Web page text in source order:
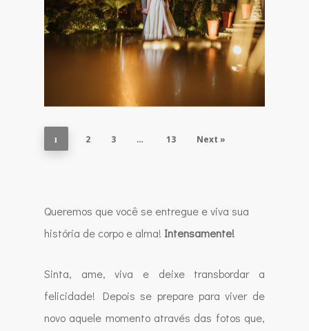
1 2 3 … 13 Next »
Queremos que você se entregue e viva sua
história de corpo e alma! Intensamente!
Sinta, ame, viva e deixe transbordar a
felicidade! Depois se prepare para viver de
novo aquele momento através das fotos que,